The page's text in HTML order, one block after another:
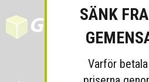
SÄNK
Varför